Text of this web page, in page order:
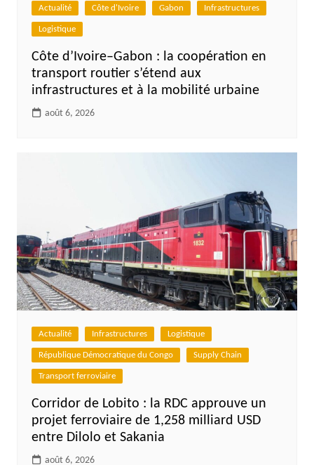
Actualité Côte d'Ivoire Gabon Infrastructures
Logistique
Côte d’Ivoire–Gabon : la coopération en
transport routier s’étend aux
infrastructures et à la mobilité urbaine
août 6, 2026
Actualité Infrastructures Logistique
République Démocratique du Congo Supply Chain
Transport ferroviaire
Corridor de Lobito : la RDC approuve un
projet ferroviaire de 1,258 milliard USD
entre Dilolo et Sakania
août 6, 2026